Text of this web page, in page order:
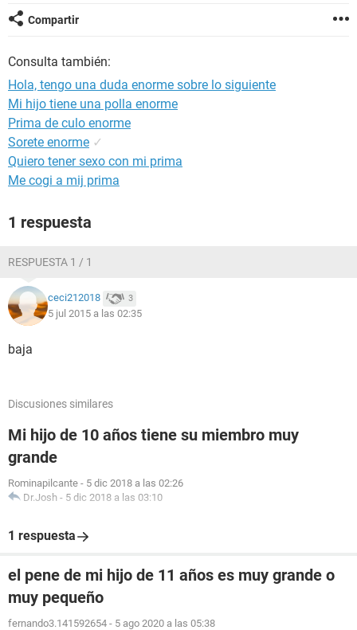
Compartir
Consulta también:
Hola, tengo una duda enorme sobre lo siguiente
Mi hijo tiene una polla enorme
Prima de culo enorme
Sorete enorme ✓
Quiero tener sexo con mi prima
Me cogi a mij prima
1 respuesta
RESPUESTA 1 / 1
ceci212018 3
5 jul 2015 a las 02:35
baja
Discusiones similares
Mi hijo de 10 años tiene su miembro muy
grande
Rominapilcante - 5 dic 2018 a las 02:26
Dr.Josh - 5 dic 2018 a las 03:10
1 respuesta
el pene de mi hijo de 11 años es muy grande o
muy pequeño
fernando3.141592654 - 5 ago 2020 a las 05:38